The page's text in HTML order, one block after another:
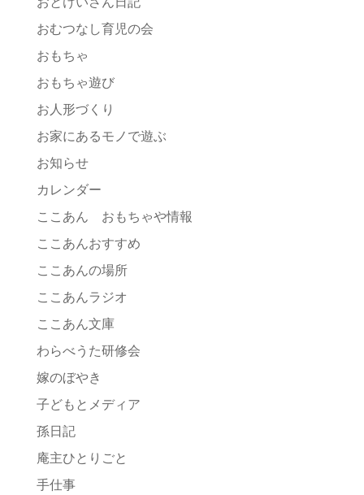
おむつなし育児の会
おもちゃ
おもちゃ遊び
お人形づくり
お家にあるモノで遊ぶ
お知らせ
カレンダー
ここあん おもちゃや情報
ここあんおすすめ
ここあんの場所
ここあんラジオ
ここあん文庫
わらべうた研修会
嫁のぼやき
子どもとメディア
孫日記
庵主ひとりごと
手仕事